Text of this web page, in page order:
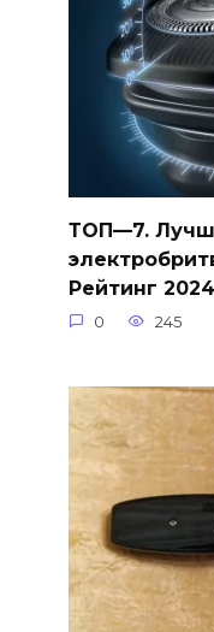
ТОП—7.
Рейтинг
0 245